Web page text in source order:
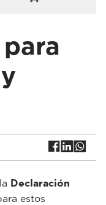
Declaración
estos